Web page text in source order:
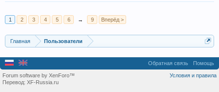
1 2 3 4 5 6 → 9 Вперёд >
Главная Пользователи
Обратная связь Помощь
Условия и правила
Forum software by XenForo™
Перевод: XF-Russia.ru